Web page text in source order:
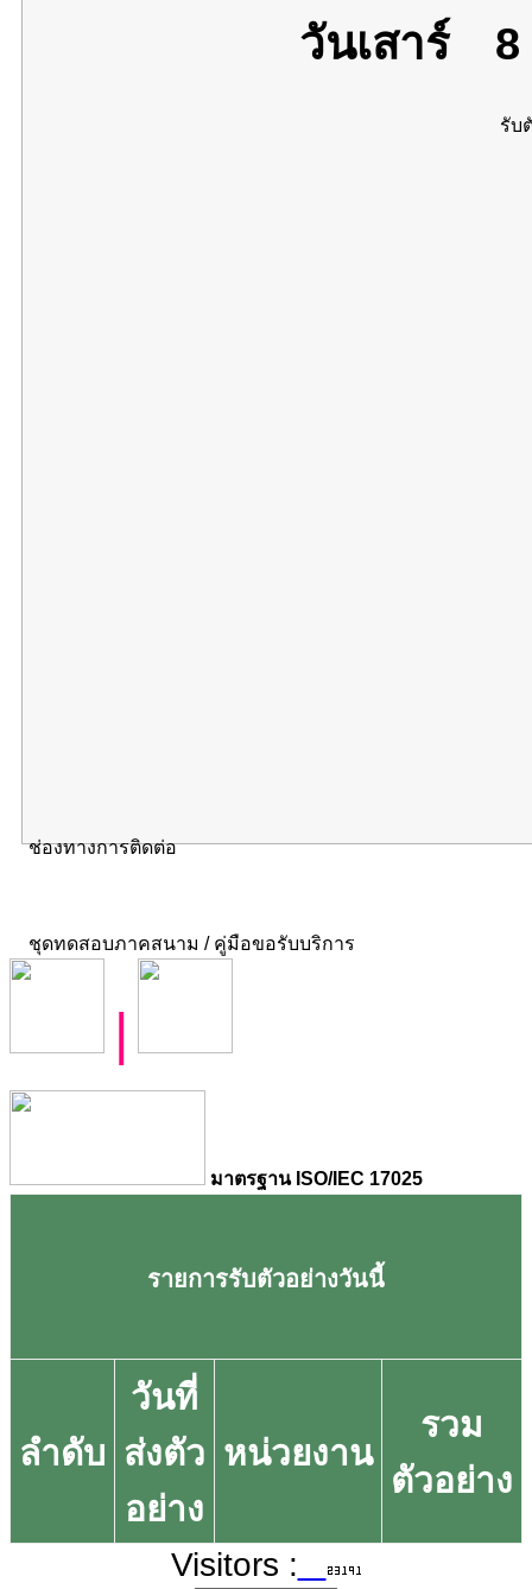
วันเสาร์
รับ
ช่องทางการติดต่อ
ชุดทดสอบภาคสนาม / คู่มือขอรับบริการ
มาตรฐาน ISO/IEC 17025
รายการรับตัวอย่างวันนี้
ลำดับ
วันที่
ส่งตัว
อย่าง
หน่วยงาน
รวม
ตัวอย่าง
Visitors :